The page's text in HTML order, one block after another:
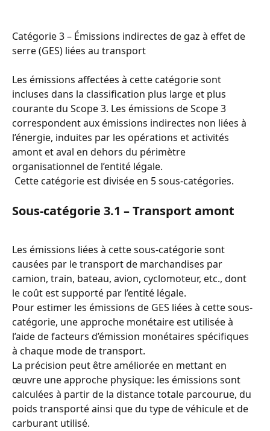
Catégorie 3 – Émissions indirectes de gaz à effet de
serre (GES) liées au transport
Les émissions affectées à cette catégorie sont
incluses dans la classification plus large et plus
courante du Scope 3. Les émissions de Scope 3
correspondent aux émissions indirectes non liées à
l’énergie, induites par les opérations et activités
amont et aval en dehors du périmètre
organisationnel de l’entité légale.
Cette catégorie est divisée en 5 sous-catégories.
Sous-catégorie 3.1 – Transport amont
Les émissions liées à cette sous-catégorie sont
causées par le transport de marchandises par
camion, train, bateau, avion, cyclomoteur, etc., dont
le coût est supporté par l’entité légale.
Pour estimer les émissions de GES liées à cette sous-
catégorie, une approche monétaire est utilisée à
l’aide de facteurs d’émission monétaires spécifiques
à chaque mode de transport.
La précision peut être améliorée en mettant en
œuvre une approche physique: les émissions sont
calculées à partir de la distance totale parcourue, du
poids transporté ainsi que du type de véhicule et de
carburant utilisé.